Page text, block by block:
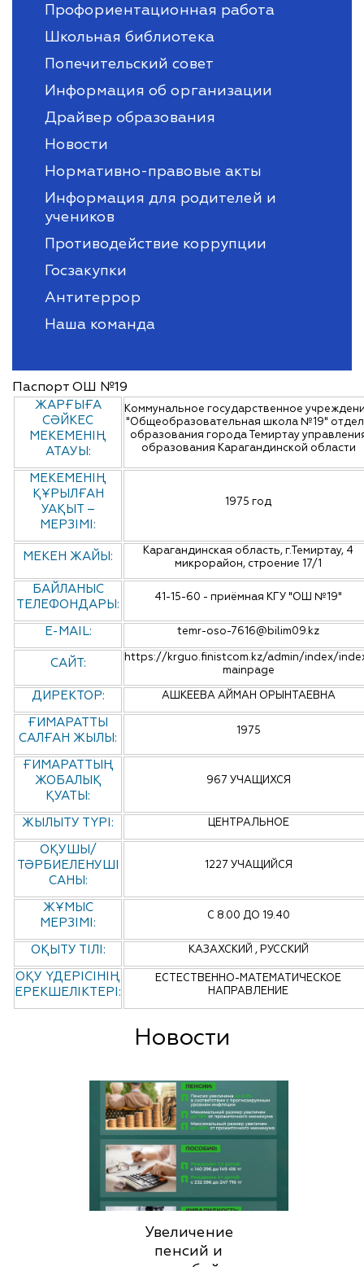
Профориентационная работа
Школьная библиотека
Попечительский совет
Информация об организации
Драйвер образования
Новости
Нормативно-правовые акты
Информация для родителей и
учеников
Противодействие коррупции
Госзакупки
Антитеррор
Наша команда
Паспорт ОШ №19
ЖАРҒЫҒА
СӘЙКЕС
МЕКЕМЕНІҢ
АТАУЫ:
Коммунальное государственное
"Общеобразовательная школа №19"
образования города Темиртау
образования Карагандинской области
МЕКЕМЕНІҢ
ҚҰРЫЛҒАН
УАҚЫТ –
МЕРЗІМІ:
1975 год
МЕКЕН ЖАЙЫ:
Карагандинская область, г.Темиртау, 4
микрорайон, строение 17/1
БАЙЛАНЫС
ТЕЛЕФОНДАРЫ:
41-15-60 - приёмная КГУ "ОШ №19"
E-MAIL: temr-oso-7616@bilim09.kz
САЙТ:
https://krguo.finistcom.kz/admin/index/
mainpage
ДИРЕКТОР: АШКЕЕВА АЙМАН ОРЫНТАЕВНА
ҒИМАРАТТЫ
САЛҒАН ЖЫЛЫ:
1975
ҒИМАРАТТЫҢ
ЖОБАЛЫҚ
ҚУАТЫ:
967 УЧАЩИХСЯ
ЖЫЛЫТУ ТҮРІ: ЦЕНТРАЛЬНОЕ
ОҚУШЫ/
ТӘРБИЕЛЕНУШІ
САНЫ:
1227 УЧАЩИЙСЯ
ЖҰМЫС
МЕРЗІМІ:
С 8.00 ДО 19.40
ОҚЫТУ ТІЛІ: КАЗАХСКИЙ , РУССКИЙ
ОҚУ ҮДЕРІСІНІҢ
ЕРЕКШЕЛІКТЕРІ:
ЕСТЕСТВЕННО-МАТЕМАТИЧЕСКОЕ
НАПРАВЛЕНИЕ
Новости
Увеличение
пенсий и